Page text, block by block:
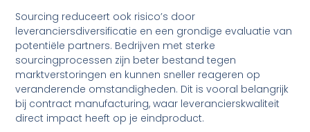
Sourcing reduceert ook risico’s door
leveranciersdiversificatie en een grondige evaluatie van
potentiële partners. Bedrijven met sterke
sourcingprocessen zijn beter bestand tegen
marktverstoringen en kunnen sneller reageren op
veranderende omstandigheden. Dit is vooral belangrijk
bij contract manufacturing, waar leverancierskwaliteit
direct impact heeft op je eindproduct.